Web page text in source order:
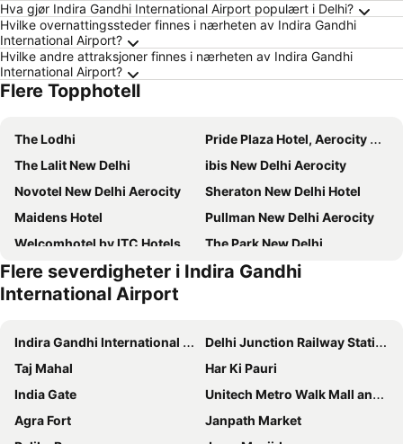
Hva gjør Indira Gandhi International Airport populært i Delhi?
Hvilke overnattingssteder finnes i nærheten av Indira Gandhi
International Airport?
Hvilke andre attraksjoner finnes i nærheten av Indira Gandhi
International Airport?
Flere Topphotell
The Lodhi
Pride Plaza Hotel, Aerocity New Delhi
The Lalit New Delhi
ibis New Delhi Aerocity
Novotel New Delhi Aerocity
Sheraton New Delhi Hotel
Maidens Hotel
Pullman New Delhi Aerocity
Welcomhotel by ITC Hotels, Dwarka, New Delhi
The Park New Delhi
Radisson Blu Hotel New Delhi Paschim Vihar
Hotel The Royal Plaza
Hotel City Pride
The Leela Ambience Gurugram Hotel & Residences - The Luxury Urban Sanctuary
Lemon Tree Premier, Delhi Airport
The Claridges New Delhi
Hyatt Centric Janakpuri New Delhi
Shangri-La Eros New Delhi
Radisson Blu Plaza Delhi Airport
Novotel New Delhi City Centre
Aloft by Marriott New Delhi Aerocity
Flere severdigheter i Indira Gandhi
International Airport
Indira Gandhi International Airport
Delhi Junction Railway Station
Taj Mahal
Har Ki Pauri
India Gate
Unitech Metro Walk Mall and Adventure Island
Agra Fort
Janpath Market